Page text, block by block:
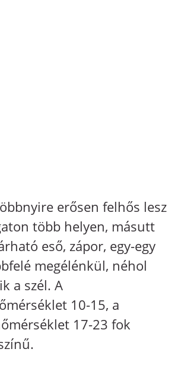
erősen felhős lesz
több helyen, másutt
eső, zápor, egy-egy
megélénkül, néhol
a szél. A
10-15, a
17-23 fok